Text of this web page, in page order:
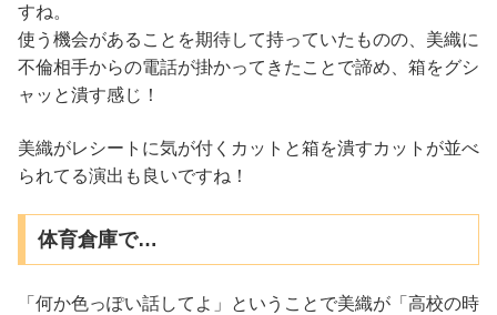
すね。
使う機会があることを期待して持っていたものの、美織に
不倫相手からの電話が掛かってきたことで諦め、箱をグシ
ャッと潰す感じ！
美織がレシートに気が付くカットと箱を潰すカットが並べ
られてる演出も良いですね！
体育倉庫で…
「何か色っぽい話してよ」ということで美織が「高校の時